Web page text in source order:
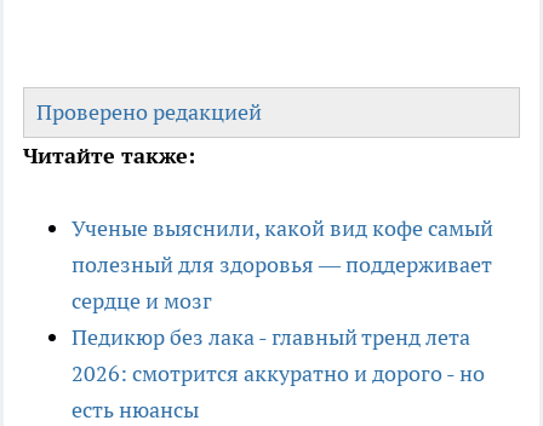
Проверено редакцией
Читайте также:
Ученые выяснили, какой вид кофе самый
полезный для здоровья — поддерживает
сердце и мозг
Педикюр без лака - главный тренд лета
2026: смотрится аккуратно и дорого - но
есть нюансы